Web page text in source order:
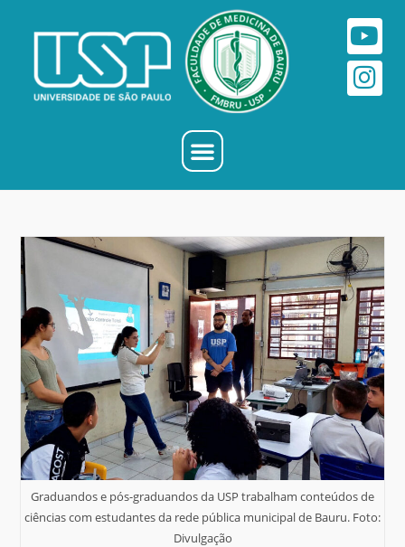
Graduandos e pós-graduandos da USP trabalham conteúdos de
ciências com estudantes da rede pública municipal de Bauru. Foto:
Divulgação